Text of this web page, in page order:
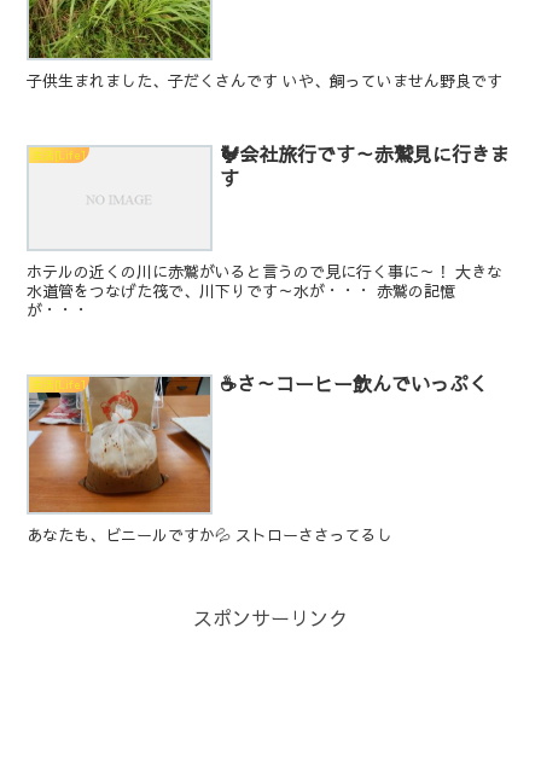
子供生まれました、子だくさんです いや、飼っていません野良です
生活[Life]
🐓会社旅行です～赤鷲見に行きま
す
ホテルの近くの川に赤鷲がいると言うので見に行く事に～！ 大きな
水道管をつなげた筏で、川下りです～水が・・・ 赤鷲の記憶
が・・・
生活[Life] ☕さ～コーヒー飲んでいっぷく
あなたも、ビニールですか💦 ストローささってるし
スポンサーリンク